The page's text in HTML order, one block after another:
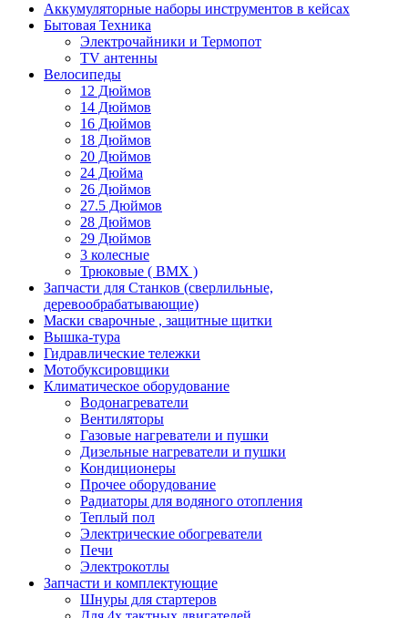
Аккумуляторные наборы инструментов в кейсах
Бытовая Техника
Электрочайники и Термопот
TV антенны
Велосипеды
12 Дюймов
14 Дюймов
16 Дюймов
18 Дюймов
20 Дюймов
24 Дюйма
26 Дюймов
27.5 Дюймов
28 Дюймов
29 Дюймов
3 колесные
Трюковые ( BMX )
Запчасти для Станков (сверлильные,
деревообрабатывающие)
Маски сварочные , защитные щитки
Вышка-тура
Гидравлические тележки
Мотобуксировщики
Климатическое оборудование
Водонагреватели
Вентиляторы
Газовые нагреватели и пушки
Дизельные нагреватели и пушки
Кондиционеры
Прочее оборудование
Радиаторы для водяного отопления
Теплый пол
Электрические обогреватели
Печи
Электрокотлы
Запчасти и комплектующие
Шнуры для стартеров